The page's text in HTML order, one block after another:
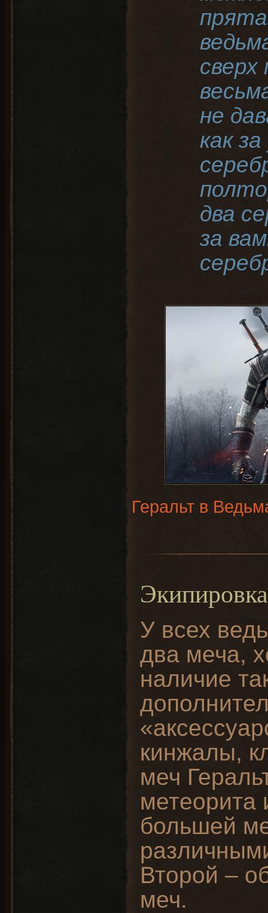
не
как
два
за
Геральт в
Экипировка
У всех
два меча,
наличие
кинжалы,
меч
метеорита
большей
Второй –
меч.